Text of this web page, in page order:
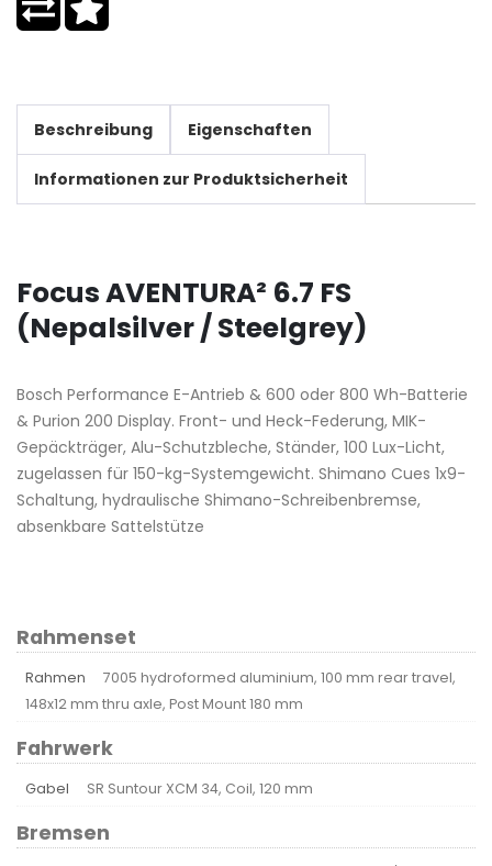
Beschreibung Eigenschaften
Informationen zur Produktsicherheit
Focus AVENTURA² 6.7 FS
(Nepalsilver / Steelgrey)
Bosch Performance E-Antrieb & 600 oder 800 Wh-Batterie
& Purion 200 Display. Front- und Heck-Federung, MIK-
Gepäckträger, Alu-Schutzbleche, Ständer, 100 Lux-Licht,
zugelassen für 150-kg-Systemgewicht. Shimano Cues 1x9-
Schaltung, hydraulische Shimano-Schreibenbremse,
absenkbare Sattelstütze
Rahmenset
Rahmen
7005 hydroformed aluminium, 100 mm rear travel,
148x12 mm thru axle, Post Mount 180 mm
Fahrwerk
Gabel SR Suntour XCM 34, Coil, 120 mm
Bremsen